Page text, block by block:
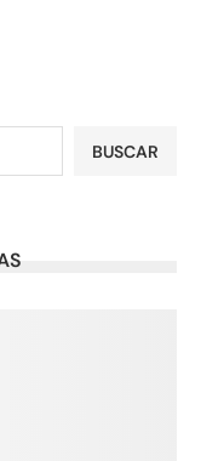
BUSCAR